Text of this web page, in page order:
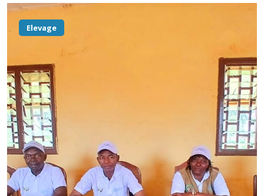
Elevage